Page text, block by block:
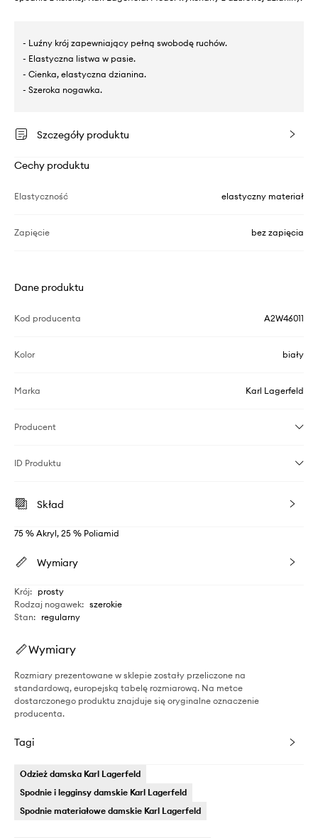
- Luźny krój zapewniający pełną swobodę ruchów.
- Elastyczna listwa w pasie.
- Cienka, elastyczna dzianina.
- Szeroka nogawka.
Szczegóły produktu
Cechy produktu
Elastyczność elastyczny materiał
Zapięcie bez zapięcia
Dane produktu
Kod producenta A2W46011
Kolor biały
Marka Karl Lagerfeld
Producent
ID Produktu
Skład
75 % Akryl, 25 % Poliamid
Wymiary
Krój: prosty
Rodzaj nogawek: szerokie
Stan: regularny
Wymiary
Rozmiary prezentowane w sklepie zostały przeliczone na
standardową, europejską tabelę rozmiarową. Na metce
dostarczonego produktu znajduje się oryginalne oznaczenie
producenta.
Tagi
Odzież damska Karl Lagerfeld
Spodnie i legginsy damskie Karl Lagerfeld
Spodnie materiałowe damskie Karl Lagerfeld